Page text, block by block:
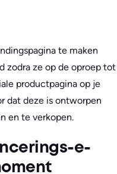
te maken
zodra ze op de oproep tot
productpagina op je
dat deze is ontworpen
en te verkopen.
e-